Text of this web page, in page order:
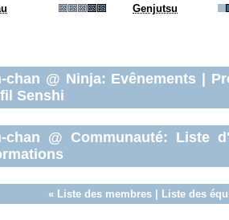
Genjutsu
chan @ Ninja: Evênements
Senshi
chan @ Communauté: Liste
« Liste des membres| Liste des